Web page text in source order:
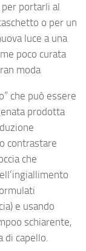
per portarli al
o per un
luce a una
poco curata
moda
che può essere
prodotta
contrastare
che
e usando
schiarente,
capello.